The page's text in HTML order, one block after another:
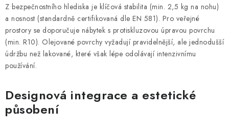
Z bezpečnostního hlediska je klíčová stabilita (min. 2,5 kg na nohu)
a nosnost (standardně certifikovaná dle EN 581). Pro veřejné
prostory se doporučuje nábytek s protiskluzovou úpravou povrchu
(min. R10). Olejované povrchy vyžadují pravidelnější, ale jednodušší
údržbu než lakované, které však lépe odolávají intenzivnímu
používání.
Designová integrace a estetické
působení